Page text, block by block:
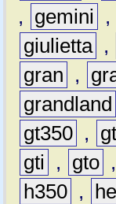
,
gemini ,
giulietta ,
gran
,
grandland
gt350 ,
gti
, gto ,
h350 ,